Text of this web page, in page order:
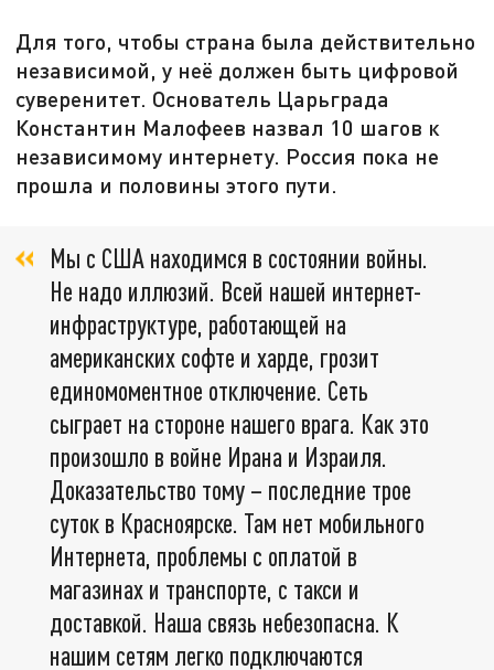
Для того, чтобы страна была действительно
независимой, у неё должен быть цифровой
суверенитет. Основатель Царьграда
Константин Малофеев назвал 10 шагов к
независимому интернету. Россия пока не
прошла и половины этого пути.
Мы с США находимся в состоянии войны.
Не надо иллюзий. Всей нашей интернет-
инфраструктуре, работающей на
американских софте и харде, грозит
единомоментное отключение. Сеть
сыграет на стороне нашего врага. Как это
произошло в войне Ирана и Израиля.
Доказательство тому – последние трое
суток в Красноярске. Там нет мобильного
Интернета, проблемы с оплатой в
магазинах и транспорте, с такси и
доставкой. Наша связь небезопасна. К
нашим сетям легко подключаются